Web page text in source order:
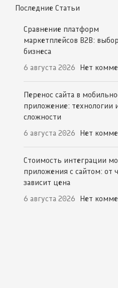
Последние Статьи
Сравнение платформ
маркетплейсов B2B:
бизнеса
6 августа 2026 Нет
Перенос сайта в
приложение: технологии
сложности
6 августа 2026 Нет
Стоимость интеграции
приложения с сайтом: от
зависит цена
6 августа 2026 Нет